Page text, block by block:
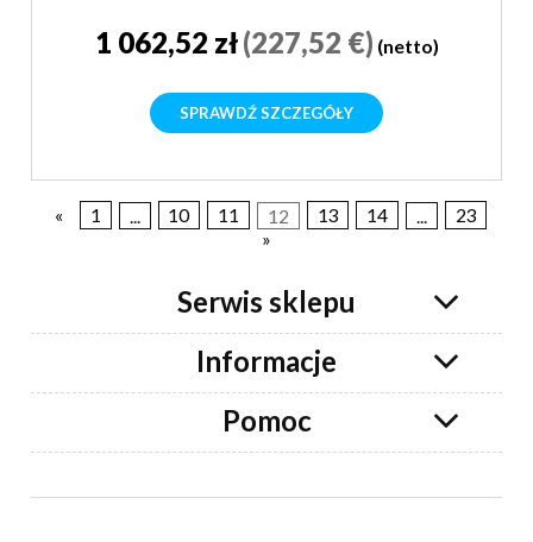
1 062,52 zł(227,52 €) (netto)
SPRAWDŹ SZCZEGÓŁY
« 1 10 11 12 13 14
23
»
Serwis sklepu
Informacje
Pomoc